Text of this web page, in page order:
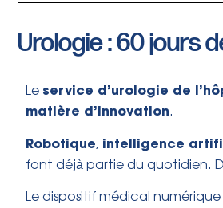
Urologie : 60 jours
Le service d’urologie de
matière d’innovation.
Robotique, intelligence
font déjà partie du quotidien.
Le dispositif médical numérique